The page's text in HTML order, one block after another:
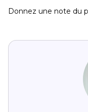
Donnez une note du